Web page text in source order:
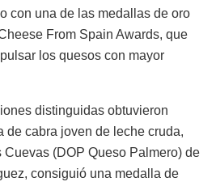
con una de las medallas de oro
From Spain Awards, que
los quesos con mayor
distinguidas obtuvieron
de cabra joven de leche cruda,
(DOP Queso Palmero) de
consiguió una medalla de